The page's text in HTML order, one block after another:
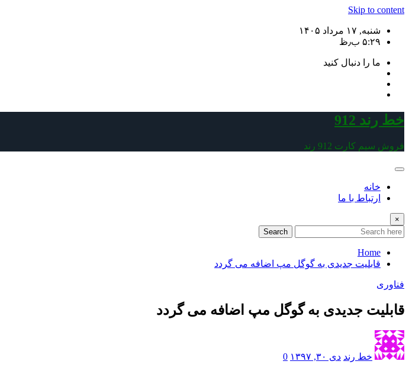
Skip to content
شنبه, ۱۷ مرداد ۱۴۰۵
۵:۲۹ ب٫ظ
ما را دنبال کنید
خط رند 912
فروش سیم کارت 912 رند
خانه
ارتباط با ما
×
Search
Home
قابلیت جدیدی به گوگل مپ اضافه می گردد
فناوری
قابلیت جدیدی به گوگل مپ اضافه می گردد
خط رند دی ۳۰, ۱۳۹۷ 0